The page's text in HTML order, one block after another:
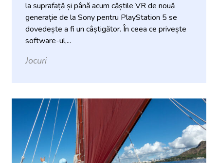
la suprafață și până acum căștile VR de nouă
generație de la Sony pentru PlayStation 5 se
dovedește a fi un câștigător. În ceea ce privește
software-ul,...
Jocuri